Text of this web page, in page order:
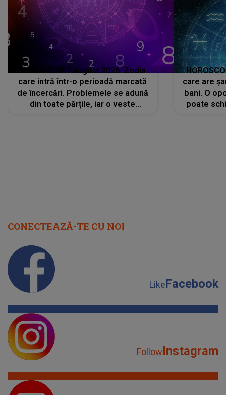
HOROSCOP 7 august 2026. Zodia
care intră într-o perioadă marcată
de încercări. Problemele se adună
din toate părțile, iar o veste
care are
bani. O
poate
CONECTEAZĂ-TE CU NOI
LikeFacebook
FollowInstagram